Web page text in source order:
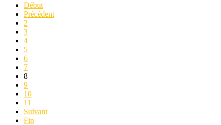
Début
Précédent
2
3
4
5
6
7
8
9
10
11
Suivant
Fin